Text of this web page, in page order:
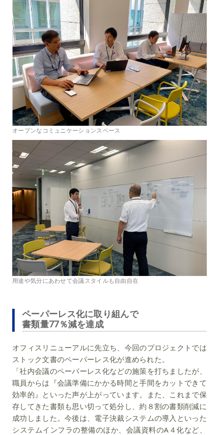
オープンなコミュニケーションスペース
用途や気分にあわせて会議スタイルも自由自在
ペーパーレス化に取り組んで
書類量77％減を達成
オフィスリニューアルに先立ち、今回のプロジェクトでは
ストック文書のペーパーレス化が進められた。
「社内会議のペーパーレス化などの施策を打ちましたが、
職員からは『会議準備にかかる時間と手間をカットできて
効率的』といった声が上がっています。また、これまで保
存してきた書類も思い切って処分し、約８割の書類削減に
成功しました。今後は、電子決裁システムの導入といった
システムインフラの整備のほか、会議資料のA４化など、